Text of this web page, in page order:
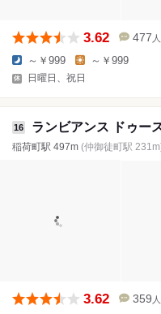
3.62 477 人
～￥999 ～￥999
日曜日、祝日
16 ランビアンス ドゥー
稲荷町駅 497m (仲御徒町駅
3.62 359 人